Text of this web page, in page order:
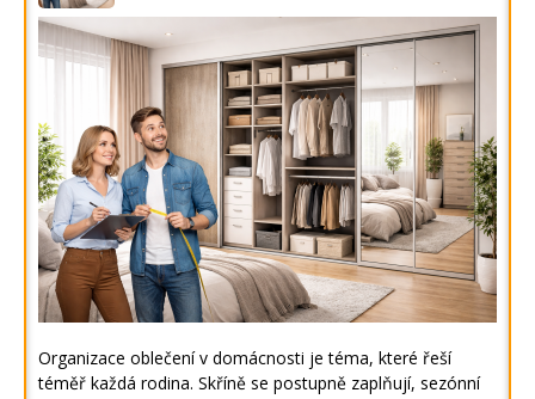
Organizace oblečení v domácnosti je téma, které řeší
téměř každá rodina. Skříně se postupně zaplňují, sezónní